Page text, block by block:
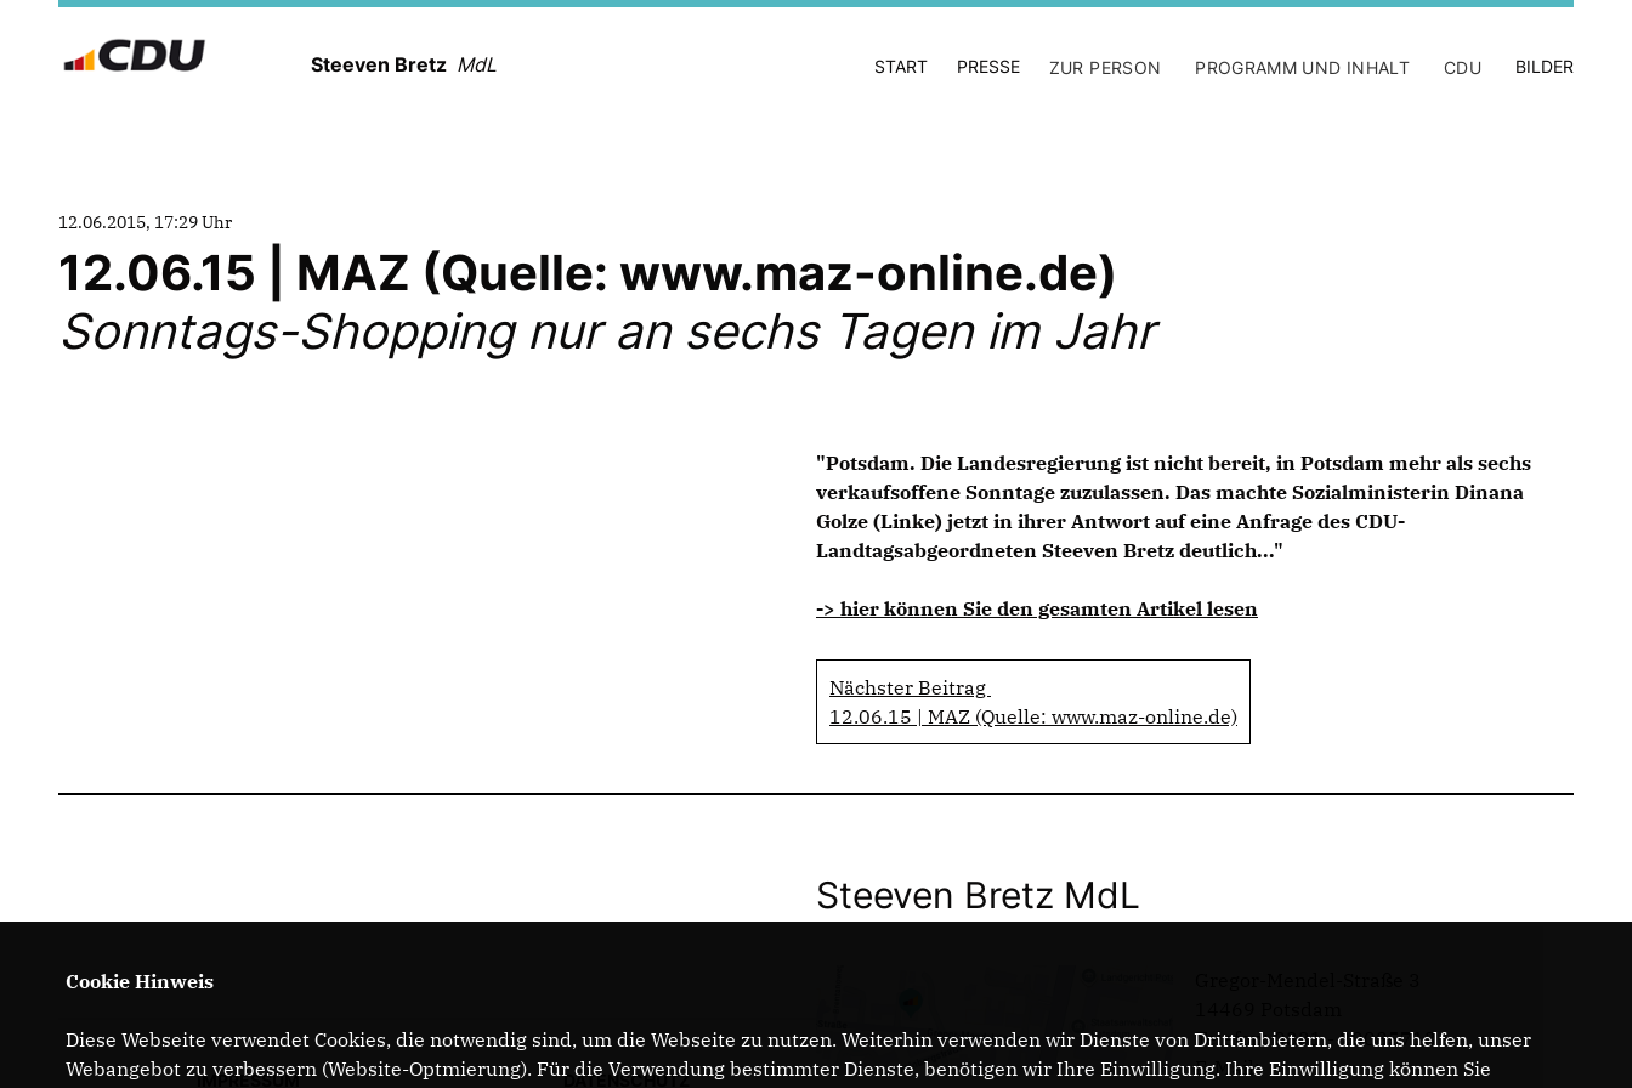
Steeven Bretz MdL START PRESSE ZUR PERSON PROGRAMM UND INHALT CDU BILDER
12.06.2015, 17:29 Uhr
12.06.15 | MAZ (Quelle: www.maz-online.de)
Sonntags-Shopping nur an sechs Tagen im Jahr
"Potsdam. Die Landesregierung ist nicht bereit, in Potsdam mehr als sechs
verkaufsoffene Sonntage zuzulassen. Das machte Sozialministerin Dinana
Golze (Linke) jetzt in ihrer Antwort auf eine Anfrage des CDU-
Landtagsabgeordneten Steeven Bretz deutlich..."
-> hier können Sie den gesamten Artikel lesen
Nächster Beitrag
12.06.15 | MAZ (Quelle: www.maz-online.de)
IMPRESSUM DATENSCHUTZ
Steeven Bretz MdL
Telefon: 0331 - 20085713
E-Mail:
Cookie Hinweis
Diese Webseite verwendet Cookies, die notwendig sind, um die Webseite zu nutzen. Weiterhin verwenden wir Dienste von Drittanbietern, die uns helfen, unser
Webangebot zu verbessern (Website-Optmierung). Für die Verwendung bestimmter Dienste, benötigen wir Ihre Einwilligung. Ihre Einwilligung können Sie